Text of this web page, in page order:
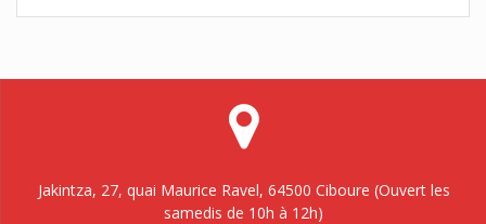
Jakintza, 27, quai Maurice Ravel, 64500 Ciboure (Ouvert les
samedis de 10h à 12h)